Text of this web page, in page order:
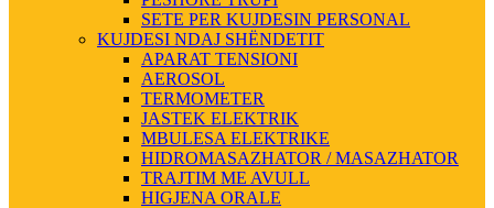
SETE PER KUJDESIN PERSONAL
KUJDESI NDAJ SHËNDETIT
APARAT TENSIONI
AEROSOL
TERMOMETER
JASTEK ELEKTRIK
MBULESA ELEKTRIKE
HIDROMASAZHATOR / MASAZHATOR
TRAJTIM ME AVULL
HIGJENA ORALE